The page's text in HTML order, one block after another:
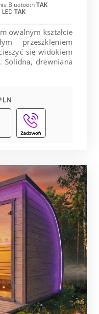
BluetoothTAK
TAK
owalnym kształcie
przeszkleniem
się widokiem
Solidna, drewniana